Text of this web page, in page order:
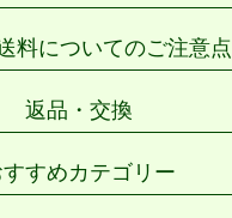
料についてのご注意点
返品・交換
すすめカテゴリー